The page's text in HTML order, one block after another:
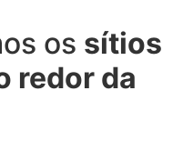
os sítios
redor da